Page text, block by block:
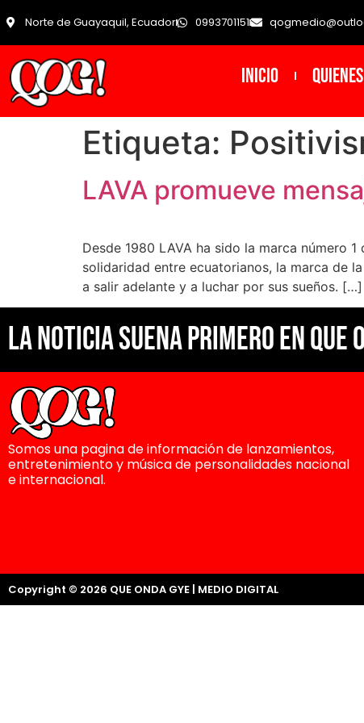
Norte de Guayaquil, Ecuador 0993701151
INICIO
Etiqueta:
LAVA promueve
Desde 1980 LAVA ha sido la marca número
solidaridad entre ecuatorianos, la marca de
a salir adelante y a luchar por sus sueños. […]
La noticia suena primero en Que
Somos una pagina de información de lanzamientos,
entretenimiento y música de personalidades nacional
e internacional.
Copyright © 2026 QUE ONDA GYE | MEDIO DIGITAL